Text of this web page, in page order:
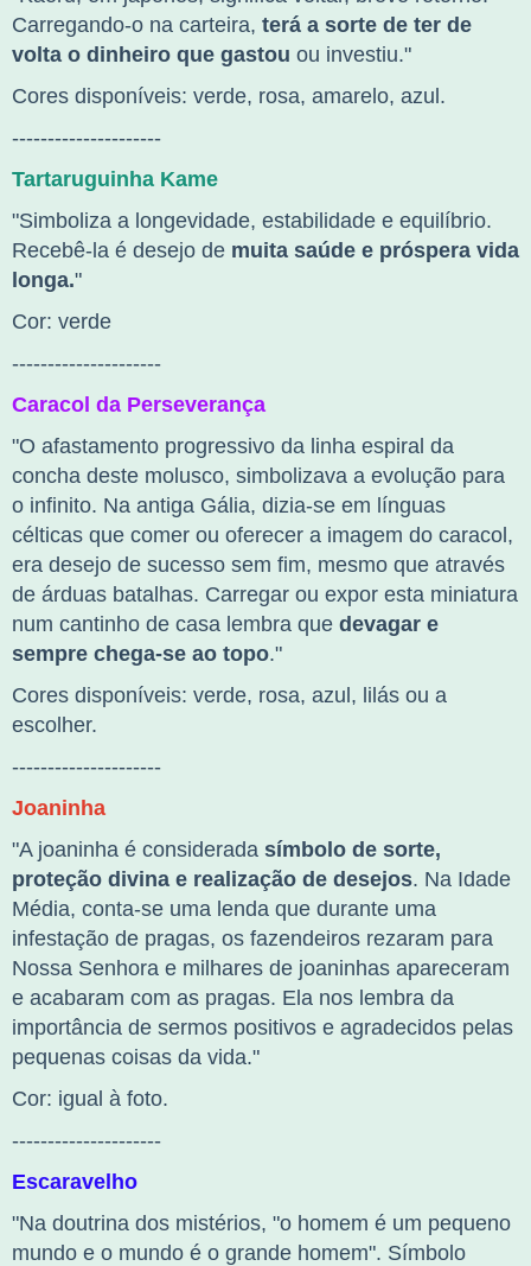
Carregando-o na carteira, terá a sorte de ter de
volta o dinheiro que gastou ou investiu."
Cores disponíveis: verde, rosa, amarelo, azul.
---------------------
Tartaruguinha Kame
"Simboliza a longevidade, estabilidade e equilíbrio.
Recebê-la é desejo de muita saúde e próspera vida
longa."
Cor: verde
---------------------
Caracol da Perseverança
"O afastamento progressivo da linha espiral da
concha deste molusco, simbolizava a evolução para
o infinito. Na antiga Gália, dizia-se em línguas
célticas que comer ou oferecer a imagem do caracol,
era desejo de sucesso sem fim, mesmo que através
de árduas batalhas. Carregar ou expor esta miniatura
num cantinho de casa lembra que devagar e
sempre chega-se ao topo."
Cores disponíveis: verde, rosa, azul, lilás ou a
escolher.
---------------------
Joaninha
"A joaninha é considerada símbolo de sorte,
proteção divina e realização de desejos. Na Idade
Média, conta-se uma lenda que durante uma
infestação de pragas, os fazendeiros rezaram para
Nossa Senhora e milhares de joaninhas apareceram
e acabaram com as pragas. Ela nos lembra da
importância de sermos positivos e agradecidos pelas
pequenas coisas da vida."
Cor: igual à foto.
---------------------
Escaravelho
"Na doutrina dos mistérios, "o homem é um pequeno
mundo e o mundo é o grande homem". Símbolo